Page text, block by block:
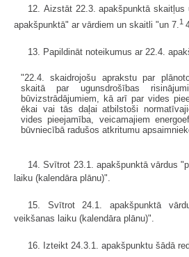
12. Aizstāt 22.3. apakšpunktā skaitļus
apakšpunktā" ar vārdiem un skaitli "un 7.1
13. Papildināt noteikumus ar 22.4.
"22.4. skaidrojošu aprakstu par
skaitā par ugunsdrošības
būvizstrādājumiem, kā arī par vides
ēkai vai tās daļai atbilstoši
vides pieejamība, veicamajiem
būvniecībā radušos atkritumu
14. Svītrot 23.1. apakšpunktā vārdus
laiku (kalendāra plānu)".
15. Svītrot 24.1. apakšpunktā
veikšanas laiku (kalendāra plānu)".
16. Izteikt 24.3.1. apakšpunktu šādā